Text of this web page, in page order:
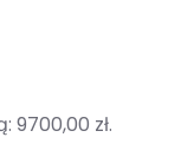
9700,00 zł.